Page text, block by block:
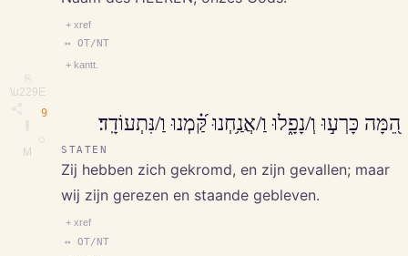
⎘
\u229E
M
+ xref
↔ OT/NT
+ kantt.
9 הֵ֭מָּה כָּרְע֣וּ וְ/נָפָ֑לוּ וַ/אֲנַ֥חְנוּ קַּ֝֗מְנוּ וַ/נִּתְעוֹדָֽד׃
STATEN
Zij hebben zich gekromd, en zijn gevallen; maar
wij zijn gerezen en staande gebleven.
+ xref
↔ OT/NT